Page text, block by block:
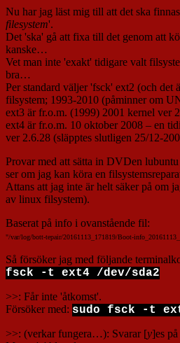
Nu har jag läst mig till att det ska
filesystem'.
Det 'ska' gå att fixa till det genom att
kanske…
Vet man inte 'exakt' tidigare valt
bra…
Per standard väljer 'fsck' ext2 (och det
filsystem; 1993-2010 (påminner om
ext3 är fr.o.m. (1999) 2001 kernel ver
ext4 är fr.o.m. 10 oktober 2008 – en
ver 2.6.28 (släpptes slutligen 25/12-
Provar med att sätta in DVDen
ser om jag kan köra en
Attans att jag inte är helt säker på om
av linux filsystem).
Baserat på info i ovanstående fil:
"/var/log/bott-tepair/20161113_171819/Boot-
Så försöker jag med följande
fsck -t ext4 /dev/sda2
>>: Får inte 'åtkomst'.
Försöker med: sudo fsck -t
>>: (verkar fungera…): Svarar [y]es